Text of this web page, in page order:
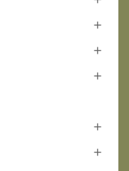




